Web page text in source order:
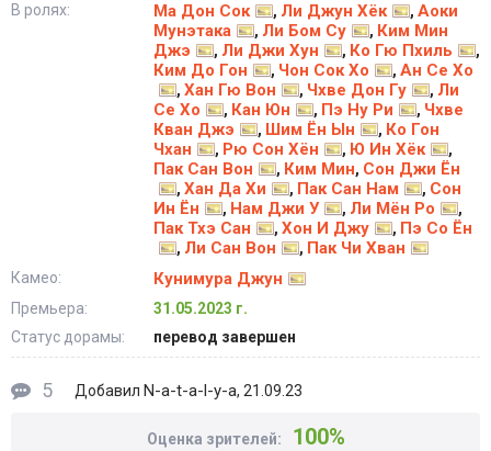
В ролях: Ма Дон Сок , Ли Джун Хёк , Аоки
Мунэтака
, Ли Бом Су , Ким Мин
Джэ
, Ли Джи Хун , Ко Гю Пхиль ,
Ким До Гон , Чон Сок Хо , Ан Се Хо
, Хан Гю Вон , Чхве Дон Гу , Ли
Се Хо
, Кан Юн , Пэ Ну Ри , Чхве
Кван Джэ
, Шим Ён Ын , Ко Гон
Чхан
, Рю Сон Хён , Ю Ин Хёк ,
Пак Сан Вон , Ким Мин, Сон Джи Ён
, Хан Да Хи , Пак Сан Нам , Сон
Ин Ён
, Нам Джи У , Ли Мён Ро ,
Пак Тхэ Сан , Хон И Джу , Пэ Со Ён
, Ли Сан Вон , Пак Чи Хван
Камео: Кунимура Джун
Премьера:
31.05.2023 г.
Статус дорамы:
перевод завершен
5 Добавил N-a-t-a-l-y-a, 21.09.23
Оценка зрителей: 100%